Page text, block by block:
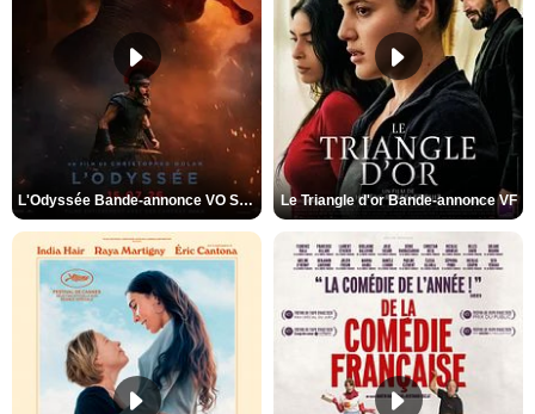
L'Odyssée Bande-annonce VO STFR Le Triangle d'or Bande-annonce VF